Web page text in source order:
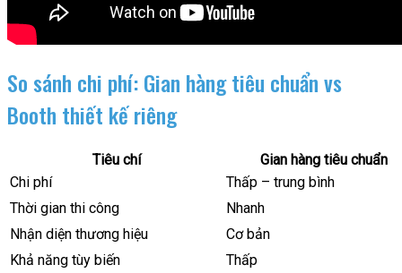
So sánh chi phí: Gian hàng tiêu chuẩn vs
Booth thiết kế riêng
Tiêu chí
Gian hàng tiêu chuẩn
Chi phí
Thấp – trung bình
Thời gian thi công
Nhanh
Nhận diện thương hiệu
Cơ bản
Khả năng tùy biến
Thấp